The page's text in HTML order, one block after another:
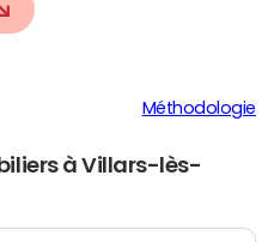
Méthodologie
à Villars-lès-